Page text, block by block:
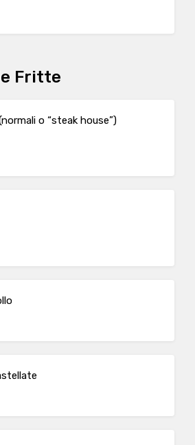
Fritte
o “steak house”)